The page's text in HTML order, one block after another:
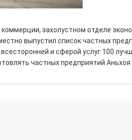
захолустном отделе
выпустил список частных
и сферой услуг 100
частных предприятий Аньхоя